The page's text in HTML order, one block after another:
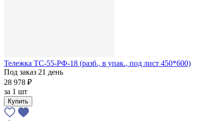
Тележка ТС-55-РФ-18 (разб., в упак., под лист 450*600)
Под заказ 21 день
28 978 ₽
за 1 шт
Купить